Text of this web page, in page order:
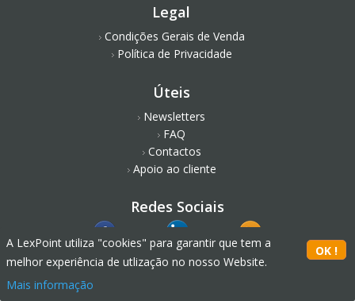
Legal
Condições Gerais de Venda
Política de Privacidade
Úteis
Newsletters
FAQ
Contactos
Apoio ao cliente
Redes Sociais
A LexPoint utiliza "cookies" para garantir que tem a
melhor experiência de utlização no nosso Website.
Mais informação